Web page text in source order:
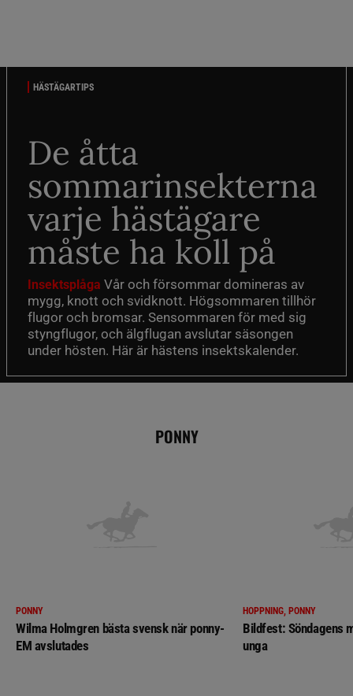
HÄSTÄGARTIPS
De åtta
sommarinsekterna
varje hästägare
måste ha koll på
Insektsplåga Vår och försommar domineras av
mygg, knott och svidknott. Högsommaren tillhör
flugor och bromsar. Sensommaren för med sig
styngflugor, och älgflugan avslutar säsongen
under hösten. Här är hästens insektskalender.
PONNY
PONNY
Wilma Holmgren bästa svensk när ponny-
EM avslutades
HOPPNING, PONNY
Bildfest: Söndagens
unga